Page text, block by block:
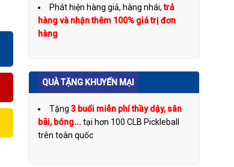
Phát hiện hàng giả, hàng nhái,trả
hàng và nhận thêm 100% giá trị đơn
hàng
QUÀ TẶNG KHUYẾN MẠI
Tặng 3 buổi miễn phí thầy dậy, sân
bãi, bóng... tại hơn 100 CLB Pickleball
trên toàn quốc